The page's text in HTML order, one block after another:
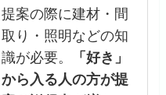
提案の際に建材・間
取り・照明などの知
識が必要。
「好き」
から入る人の方が提